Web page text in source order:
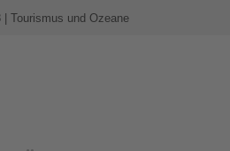
| Tourismus und Ozeane